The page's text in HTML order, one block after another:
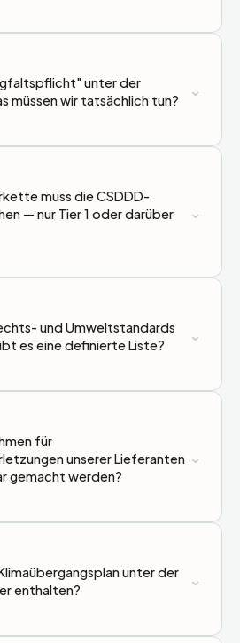
unter der
müssen wir tatsächlich tun?
⌄
muss die CSDDD-
— nur Tier 1 oder darüber
⌄
und Umweltstandards
es eine definierte Liste?
⌄
für
unserer Lieferanten
gemacht werden?
⌄
unter der
enthalten?
⌄